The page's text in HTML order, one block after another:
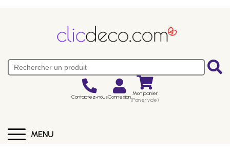
Contactez-nousConnexion Mon panier
(Panier vide)
MENU